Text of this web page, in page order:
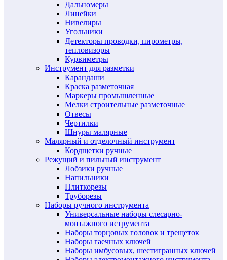
Дальномеры
Линейки
Нивелиры
Угольники
Детекторы проводки, пирометры,
тепловизоры
Курвиметры
Инструмент для разметки
Карандаши
Краска разметочная
Маркеры промышленные
Мелки строительные разметочные
Отвесы
Чертилки
Шнуры малярные
Малярный и отделочный инструмент
Кордщетки ручные
Режущий и пильный инструмент
Лобзики ручные
Напильники
Плиткорезы
Труборезы
Наборы ручного инструмента
Универсальные наборы слесарно-
монтажного иструмента
Наборы торцовых головок и трещеток
Наборы гаечных ключей
Наборы имбусовых, шестигранных ключей